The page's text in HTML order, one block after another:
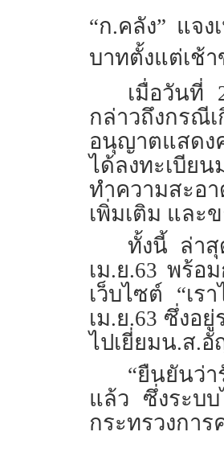
“ก.คลัง” แจ
บาทตั้งแต่เช้า
เมื่อวันที่
กล่าวถึงกรณี
อนุญาตแสดง
ได้ลงทะเบีย
ทำความสะอ
เพิ่มเติม และ
ทั้งนี้ ล่าสุ
เม.ย.63 พร้
เว็บไซต์ “เ
เม.ย.63 ซึ่งอ
ไปเยี่ยมน.ส.
“ยืนยันว่
แล้ว ซึ่งระบบ
กระทรวงการ